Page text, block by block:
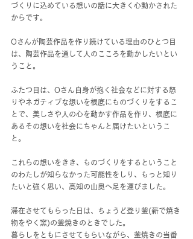
づくりに込めている想いの話に大きく心動かされた
からです。
Oさんが陶芸作品を作り続けている理由のひとつ目
は、陶芸作品を通して人のこころを動かしたいとい
うこと。
ふたつ目は、Oさん自身が抱く社会などに対する怒
りやネガティブな想いを根底にものづくりをするこ
とで、美しさや人の心を動かす作品を作り、根底に
あるその想いを社会にちゃんと届けたいというこ
と。
これらの想いをきき、ものづくりをするということ
のわたしが知らなかった可能性をしり、もっと知り
たいと強く思い、高知の山奥へ足を運びました。
滞在させてもらった日は、ちょうど登り釜(薪で焼き
物をやく窯)の釜焼きのときでした。
暮らしをともにさせてもらいながら、釜焼きの当番